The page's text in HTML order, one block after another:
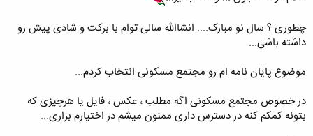
چطوری ؟ سال نو مبارک.... انشاالله سالی توام با برکت و شادی پیش رو
داشته باشی...
موضوع پایان نامه ام رو مجتمع مسکونی انتخاب کردم...
در خصوص مجتمع مسکونی اگه مطلب ، عکس ، فایل یا هرچیزی که
بتونه کمکم کنه در دسترس داری ممنون میشم در اختیارم بزاری...